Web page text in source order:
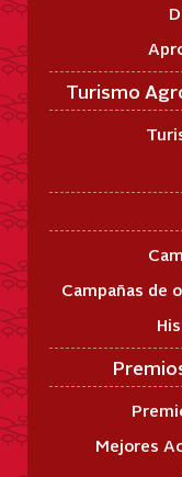
Turismo
Campañas de
Mejores